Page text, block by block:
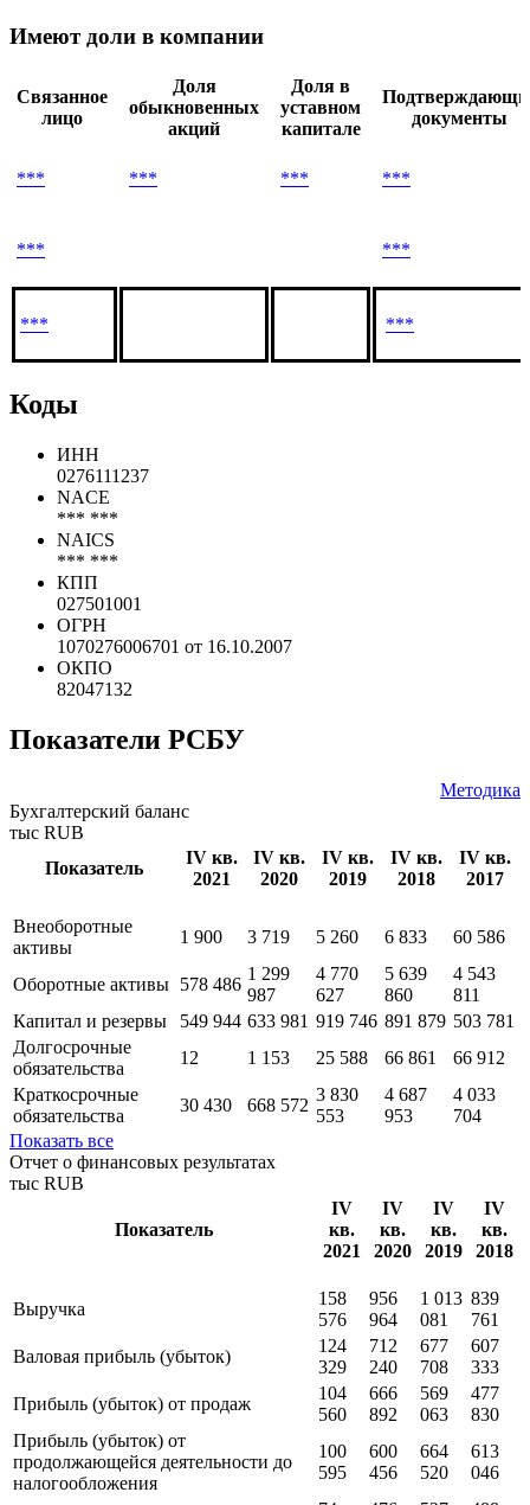
Имеют доли в компании
Связанное
лицо
Доля
обыкновенных
акций
Доля в
уставном
капитале
документы
*** *** *** ***
*** ***
*** ***
Коды
ИНН
0276111237
NACE
*** ***
NAICS
*** ***
КПП
027501001
ОГРН
1070276006701 от 16.10.2007
ОКПО
82047132
Показатели РСБУ
Методика
Бухгалтерский баланс
тыс RUB
Показатель
IV кв.
2021
IV кв.
2020
IV кв.
2019
IV кв.
2018
IV кв.
2017
Внеоборотные
активы
1 900 3 719 5 260 6 833 60 586
Оборотные активы 578 486
1 299
987
4 770
627
5 639
860
4 543
811
Капитал и резервы
549 944 633 981 919 746 891 879 503 781
Долгосрочные
обязательства
12 1 153 25 588 66 861
66 912
Краткосрочные
обязательства
30 430 668 572
3 830
553
4 687
953
4 033
704
Показать все
Отчет о финансовых результатах
тыс RUB
Показатель
IV
кв.
2021
IV
кв.
2020
IV
кв.
2019
IV
кв.
2018
Выручка
158
576
956
964
1 013
081
839
761
Валовая прибыль (убыток)
124
329
712
240
677
708
607
333
Прибыль (убыток) от продаж
104
560
666
892
569
063
477
830
Прибыль (убыток) от
продолжающейся деятельности до
налогообложения
100
595
600
456
664
520
613
046